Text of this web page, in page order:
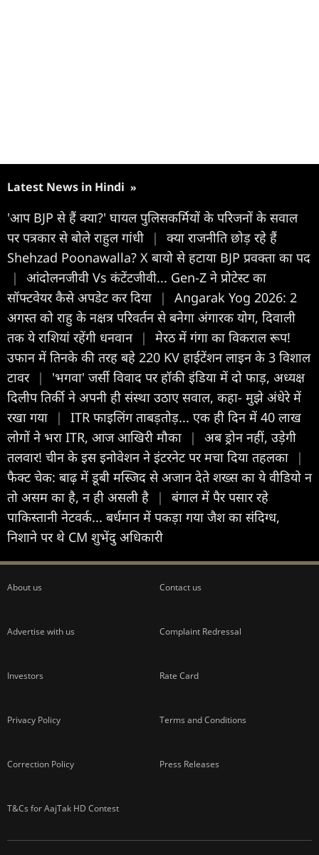
Latest News in Hindi »
'आप BJP से हैं क्या?' घायल पुलिसकर्मियों के परिजनों के सवाल
पर पत्रकार से बोले राहुल गांधी
|
क्या राजनीति छोड़ रहे हैं
Shehzad Poonawalla? X बायो से हटाया BJP प्रवक्ता का पद
|
आंदोलनजीवी Vs कंटेंटजीवी... Gen-Z ने प्रोटेस्ट का
सॉफ्टवेयर कैसे अपडेट कर दिया
|
Angarak Yog 2026: 2
अगस्त को राहु के नक्षत्र परिवर्तन से बनेगा अंगारक योग, दिवाली
तक ये राशियां रहेंगी धनवान |
मेरठ में गंगा का विकराल रूप!
उफान में तिनके की तरह बहे 220 KV हाईटेंशन लाइन के 3 विशाल
टावर |
'भगवा' जर्सी विवाद पर हॉकी इंडिया में दो फाड़, अध्यक्ष
दिलीप तिर्की ने अपनी ही संस्था उठाए सवाल, कहा- मुझे अंधेरे में
रखा गया
|
ITR फाइलिंग ताबड़तोड़... एक ही दिन में 40 लाख
लोगों ने भरा ITR, आज आखिरी मौका
|
अब ड्रोन नहीं, उड़ेगी
तलवार! चीन के इस इनोवेशन ने इंटरनेट पर मचा दिया तहलका
|
फैक्ट चेक: बाढ़ में डूबी मस्जिद से अजान देते शख्स का ये वीडियो न
तो असम का है, न ही असली है
|
बंगाल में पैर पसार रहे
पाकिस्तानी नेटवर्क... बर्धमान में पकड़ा गया जैश का संदिग्ध,
निशाने पर थे CM शुभेंदु अधिकारी
About us Contact us
Advertise with us Complaint Redressal
Investors Rate Card
Privacy Policy Terms and Conditions
Correction Policy Press Releases
T&Cs for AajTak HD Contest